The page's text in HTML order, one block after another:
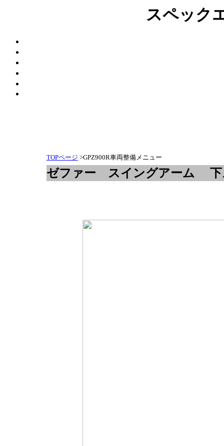
スペック
TOPページ >GPZ900R車両整備メニュー
ゼファー スイングアーム 下